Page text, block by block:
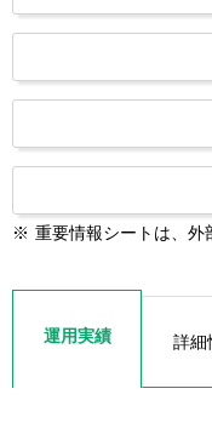
※ 重要情報シートは、外
運用実績 詳細